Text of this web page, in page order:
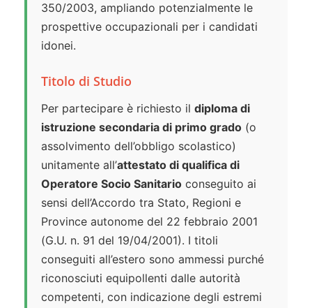
350/2003, ampliando potenzialmente le
prospettive occupazionali per i candidati
idonei.
Titolo di Studio
Per partecipare è richiesto il diploma di
istruzione secondaria di primo grado (o
assolvimento dell’obbligo scolastico)
unitamente all’attestato di qualifica di
Operatore Socio Sanitario conseguito ai
sensi dell’Accordo tra Stato, Regioni e
Province autonome del 22 febbraio 2001
(G.U. n. 91 del 19/04/2001). I titoli
conseguiti all’estero sono ammessi purché
riconosciuti equipollenti dalle autorità
competenti, con indicazione degli estremi